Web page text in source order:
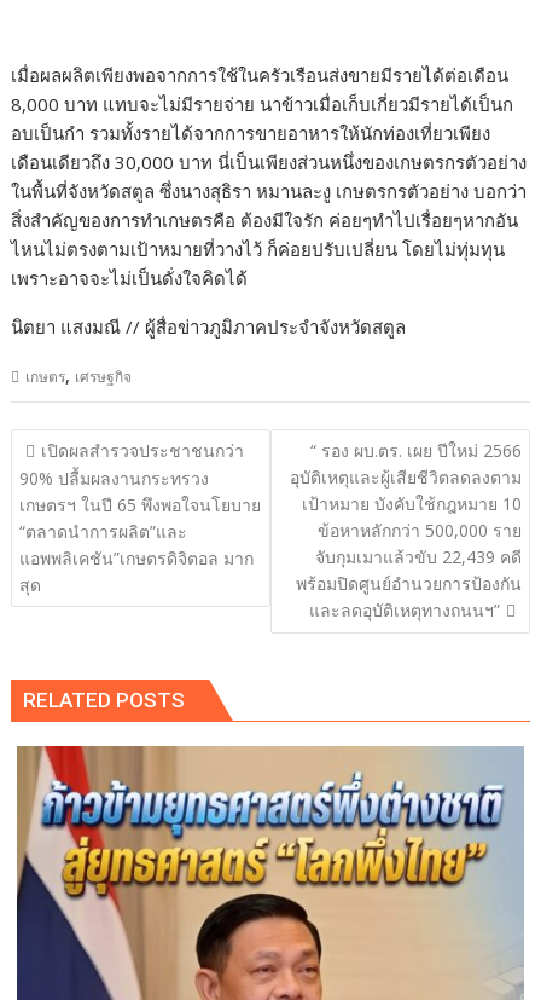
เมื่อผลผลิตเพียงพอจากการใช้ในครัวเรือนส่งขายมีรายได้ต่อเดือน
8,000 บาท แทบจะไม่มีรายจ่าย นาข้าวเมื่อเก็บเกี่ยวมีรายได้เป็นก
อบเป็นกำ รวมทั้งรายได้จากการขายอาหารให้นักท่องเที่ยวเพียง
เดือนเดียวถึง 30,000 บาท นี่เป็นเพียงส่วนหนึ่งของเกษตรกรตัวอย่าง
ในพื้นที่จังหวัดสตูล ซึ่งนางสุธิรา หมานละงู เกษตรกรตัวอย่าง บอกว่า
สิ่งสำคัญของการทำเกษตรคือ ต้องมีใจรัก ค่อยๆทำไปเรื่อยๆหากอัน
ไหนไม่ตรงตามเป้าหมายที่วางไว้ ก็ค่อยปรับเปลี่ยน โดยไม่ทุ่มทุน
เพราะอาจจะไม่เป็นดั่งใจคิดได้
นิตยา แสงมณี // ผู้สื่อข่าวภูมิภาคประจำจังหวัดสตูล
เกษตร, เศรษฐกิจ
แนะแนว
เรื่อง
เปิดผลสำรวจประชาชนกว่า
90% ปลื้มผลงานกระทรวง
เกษตรฯ ในปี 65 พึงพอใจนโยบาย
“ตลาดนำการผลิต”และ
แอพพลิเคชัน”เกษตรดิจิตอล มาก
สุด
“ รอง ผบ.ตร. เผย ปีใหม่ 2566
อุบัติเหตุและผู้เสียชีวิตลดลงตาม
เป้าหมาย บังคับใช้กฎหมาย 10
ข้อหาหลักกว่า 500,000 ราย
จับกุมเมาแล้วขับ 22,439 คดี
พร้อมปิดศูนย์อำนวยการป้องกัน
และลดอุบัติเหตุทางถนนฯ”
RELATED POSTS